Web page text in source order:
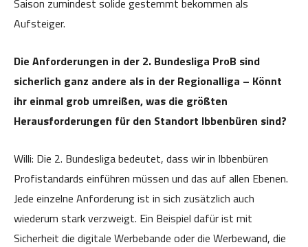
Saison zumindest solide gestemmt bekommen als
Aufsteiger.
Die Anforderungen in der 2. Bundesliga ProB sind
sicherlich ganz andere als in der Regionalliga – Könnt
ihr einmal grob umreißen, was die größten
Herausforderungen für den Standort Ibbenbüren sind?
Willi: Die 2. Bundesliga bedeutet, dass wir in Ibbenbüren
Profistandards einführen müssen und das auf allen Ebenen.
Jede einzelne Anforderung ist in sich zusätzlich auch
wiederum stark verzweigt. Ein Beispiel dafür ist mit
Sicherheit die digitale Werbebande oder die Werbewand, die